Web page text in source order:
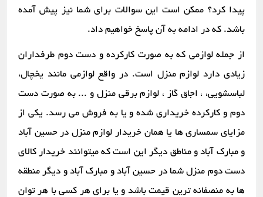
پیدا کرد؟ ممکن است این سوالات برای شما نیز پیش آمده
باشد. که در ادامه به آن پاسخ خواهیم داد.
از جمله لوازمی که به صورت کارکرده و دست دوم طرفداران
زیادی دارد لوازم منزل است. در واقع لوازمی مانند یخچال،
لباسشویی، ، اجاق گاز ، لوازم برقی منزل و ... به صورت دست
دوم و کارکرده خریداری شده و یا به فروش می رسد. یکی از
مزایای سمساری ها یا همان خریدار لوازم منزل در حسین آباد
و مبارک آباد و مناطق دیگر این است که میتوانند خریدار کالای
دست دوم منزل شما در حسین آباد و مبارک آباد و دیگر منطقه
ها به منصفانه ترین قیمت باشد و یا برای هر کسی با هر توان